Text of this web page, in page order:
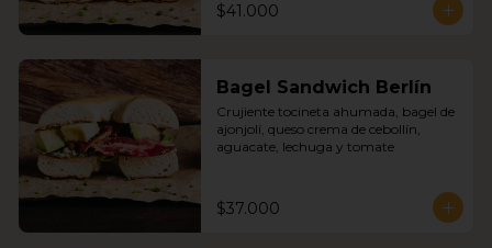
$41.000
Bagel Sandwich Berlín
Crujiente tocineta ahumada, bagel de
ajonjolí, queso crema de cebollín,
aguacate, lechuga y tomate
$37.000